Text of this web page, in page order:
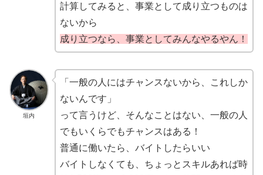
計算してみると、事業として成り立つものは
ないから
成り立つなら、事業としてみんなやるやん！
垣内
「一般の人にはチャンスないから、これしか
ないんです」
って言うけど、そんなことはない、一般の人
でもいくらでもチャンスはある！
普通に働いたら、バイトしたらいい
バイトしなくても、ちょっとスキルあれば時